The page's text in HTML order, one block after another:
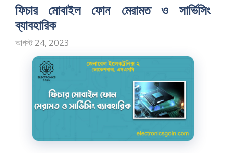
ফিচার মোবাইল ফোন মেরামত ও সার্ভিসিং
ব্যাবহারিক
আগস্ট 24, 2023